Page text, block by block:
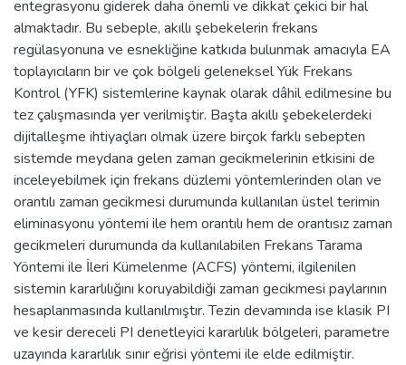
entegrasyonu giderek daha önemli ve dikkat çekici bir hal
almaktadır. Bu sebeple, akıllı şebekelerin frekans
regülasyonuna ve esnekliğine katkıda bulunmak amacıyla EA
toplayıcıların bir ve çok bölgeli geleneksel Yük Frekans
Kontrol (YFK) sistemlerine kaynak olarak dâhil edilmesine bu
tez çalışmasında yer verilmiştir. Başta akıllı şebekelerdeki
dijitalleşme ihtiyaçları olmak üzere birçok farklı sebepten
sistemde meydana gelen zaman gecikmelerinin etkisini de
inceleyebilmek için frekans düzlemi yöntemlerinden olan ve
orantılı zaman gecikmesi durumunda kullanılan üstel terimin
eliminasyonu yöntemi ile hem orantılı hem de orantısız zaman
gecikmeleri durumunda da kullanılabilen Frekans Tarama
Yöntemi ile İleri Kümelenme (ACFS) yöntemi, ilgilenilen
sistemin kararlılığını koruyabildiği zaman gecikmesi paylarının
hesaplanmasında kullanılmıştır. Tezin devamında ise klasik PI
ve kesir dereceli PI denetleyici kararlılık bölgeleri, parametre
uzayında kararlılık sınır eğrisi yöntemi ile elde edilmiştir.